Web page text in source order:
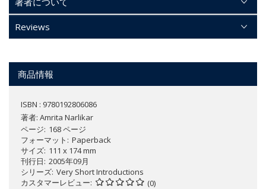
Reviews
商品情報
ISBN : 9780192806086
著者: Amrita Narlikar
ページ 168 ページ
フォーマット
Paperback
サイズ 111 x 174 mm
刊行日 2005年09月
シリーズ Very Short Introductions
カスタマーレビュー
(0)